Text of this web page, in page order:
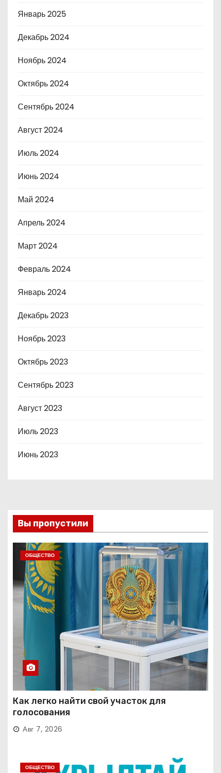
Январь 2025
Декабрь 2024
Ноябрь 2024
Октябрь 2024
Сентябрь 2024
Август 2024
Июль 2024
Июнь 2024
Май 2024
Апрель 2024
Март 2024
Февраль 2024
Январь 2024
Декабрь 2023
Ноябрь 2023
Октябрь 2023
Сентябрь 2023
Август 2023
Июль 2023
Июнь 2023
Вы пропустили
ОБЩЕСТВО
Как легко найти свой участок для
голосования
Авг 7, 2026
ОБЩЕСТВО